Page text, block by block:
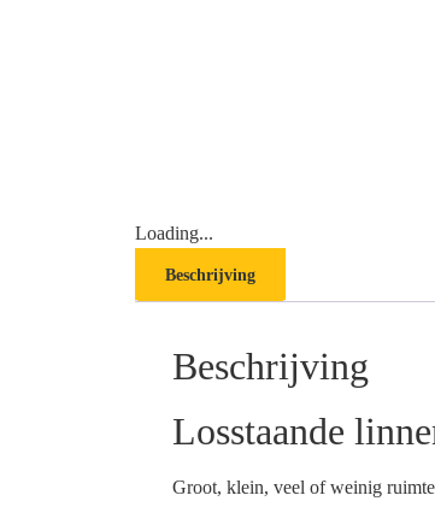
Loading...
Beschrijving
Beschrijving
Losstaande
Groot, klein, veel of weinig